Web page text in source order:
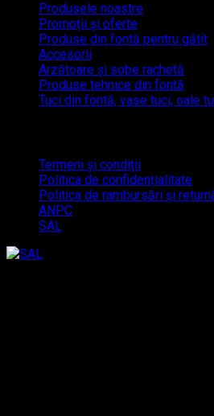
Produsele noastre
Promoții și oferte
Produse din fontă pentru gătit
Accesorii
Arzătoare și sobe rachetă
Produse tehnice din fontă
Tuci din fontă, vase tuci, oale
Termeni și condiții
Politica de confidențialitate
Politica de rambursări și
ANPC
SAL